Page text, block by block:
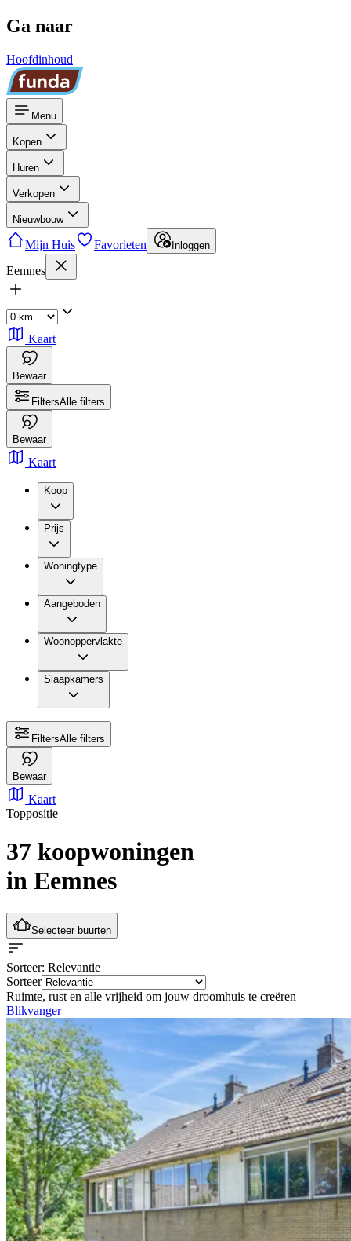
Ga naar
Hoofdinhoud
Menu
Kopen
Huren
Verkopen
Nieuwbouw
Mijn Huis Favorieten Inloggen
Eemnes
Kaart
Bewaar
FiltersAlle filters
Bewaar
Kaart
Koop
Prijs
Woningtype
Aangeboden
Woonoppervlakte
Slaapkamers
FiltersAlle filters
Bewaar
Kaart
Toppositie
37 koopwoningen
in Eemnes
Selecteer buurten
Sorteer: Relevantie
Sorteer
Ruimte, rust en alle vrijheid om jouw droomhuis te creëren
Blikvanger